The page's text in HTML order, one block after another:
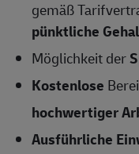
gemäß
pünktliche
Möglichkeit der
Kostenlose
hochwertiger
Ausführliche